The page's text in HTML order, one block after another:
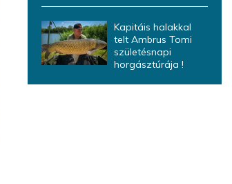
Kapitáis halakkal
telt Ambrus Tomi
születésnapi
horgásztúrája !